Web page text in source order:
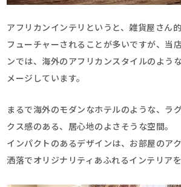
アフリカンインテリというと、雑貨屋さん
フューチャーされることが多いですが、当
ンでは、海外のアフリカンスタイルのよう
メージしています。
まるで海外のモダンなホテルのような、ラ
クス感のある、居心地のよさそうな空間。
インパクトのあるデザインは、お部屋のア
洒落でオリジナリティあふれるインテリアを